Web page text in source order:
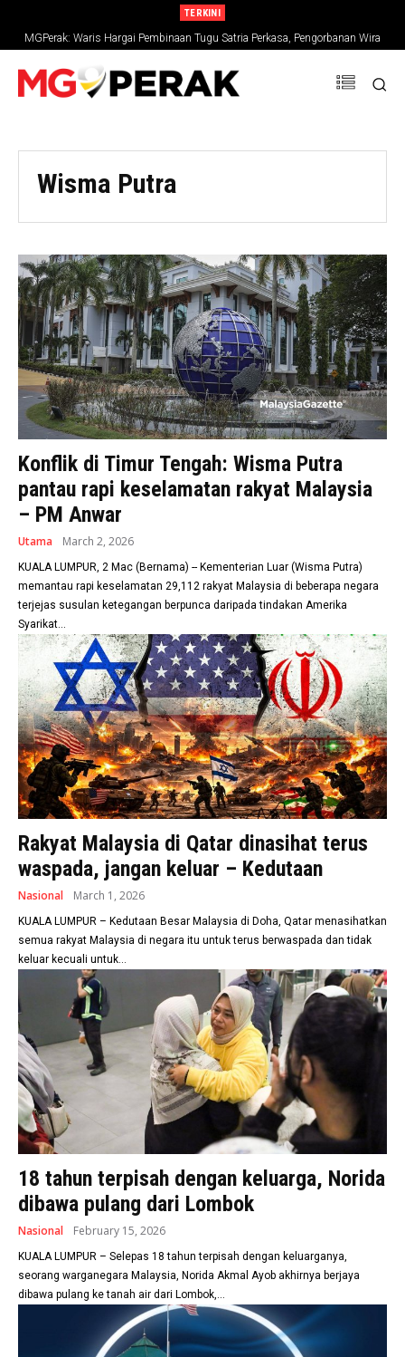
TERKINI
MGPerak: Waris Hargai Pembinaan Tugu Satria Perkasa, Pengorbanan Wira
Negara Terus Dikenang
Wisma Putra
Konflik di Timur Tengah: Wisma Putra
pantau rapi keselamatan rakyat Malaysia
– PM Anwar
Utama March 2, 2026
KUALA LUMPUR, 2 Mac (Bernama) -- Kementerian Luar (Wisma Putra)
memantau rapi keselamatan 29,112 rakyat Malaysia di beberapa negara
terjejas susulan ketegangan berpunca daripada tindakan Amerika
Syarikat...
Rakyat Malaysia di Qatar dinasihat terus
waspada, jangan keluar – Kedutaan
Nasional March 1, 2026
KUALA LUMPUR – Kedutaan Besar Malaysia di Doha, Qatar menasihatkan
semua rakyat Malaysia di negara itu untuk terus berwaspada dan tidak
keluar kecuali untuk...
18 tahun terpisah dengan keluarga, Norida
dibawa pulang dari Lombok
Nasional February 15, 2026
KUALA LUMPUR – Selepas 18 tahun terpisah dengan keluarganya,
seorang warganegara Malaysia, Norida Akmal Ayob akhirnya berjaya
dibawa pulang ke tanah air dari Lombok,...